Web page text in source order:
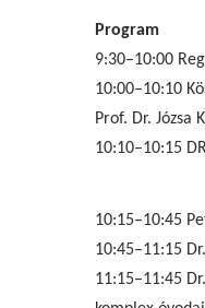
Program
9:30–10:00
10:00–10:10
Prof. Dr. Józsa
10:10–10:15
10:15–10:45
10:45–11:15
11:15–11:45